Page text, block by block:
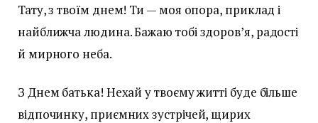
Тату, з твоїм днем! Ти — моя опора, приклад і
найближча людина. Бажаю тобі здоров’я, радості
й мирного неба.
З Днем батька! Нехай у твоєму житті буде більше
відпочинку, приємних зустрічей, щирих